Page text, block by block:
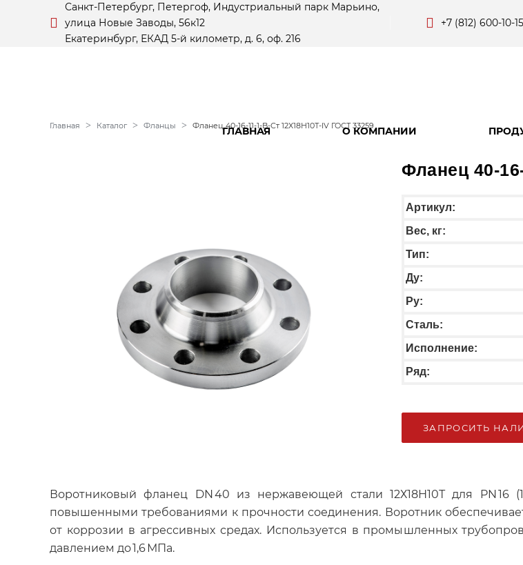
Санкт-Петербург, Петергоф, Индустриальный парк Марьино,
улица Новые Заводы, 56к12
Екатеринбург, ЕКАД 5-й километр, д. 6, оф. 216
+7 (812) 600-10-15
ГЛАВНАЯ О КОМПАНИИ
Главная Каталог Фланцы Фланец 40-16-11-1-B-Ст 12Х18Н10Т-IV ГОСТ 33259
Фланец 40-
Артикул:
Вес, кг:
Тип:
Ду:
Ру:
Сталь:
Исполнение:
Ряд:
ЗАПРОСИТЬ
Воротниковый фланец DN 40 из нержавеющей стали 12Х18Н10Т для PN 16
повышенными требованиями к прочности соединения. Воротник
от коррозии в агрессивных средах. Используется в промышленных
давлением до 1,6 МПа.